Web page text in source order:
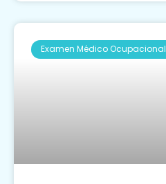
Examen Médico Ocupacional